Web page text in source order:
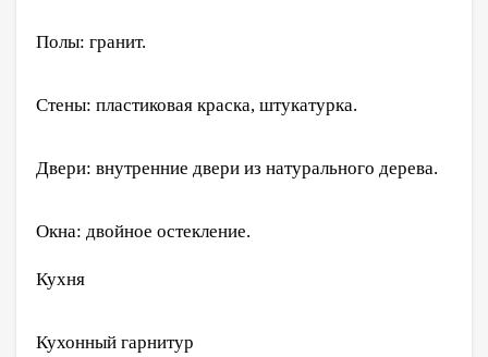
Полы: гранит.
Стены: пластиковая краска, штукатурка.
Двери: внутренние двери из натурального дерева.
Окна: двойное остекление.
Кухня
Кухонный гарнитур